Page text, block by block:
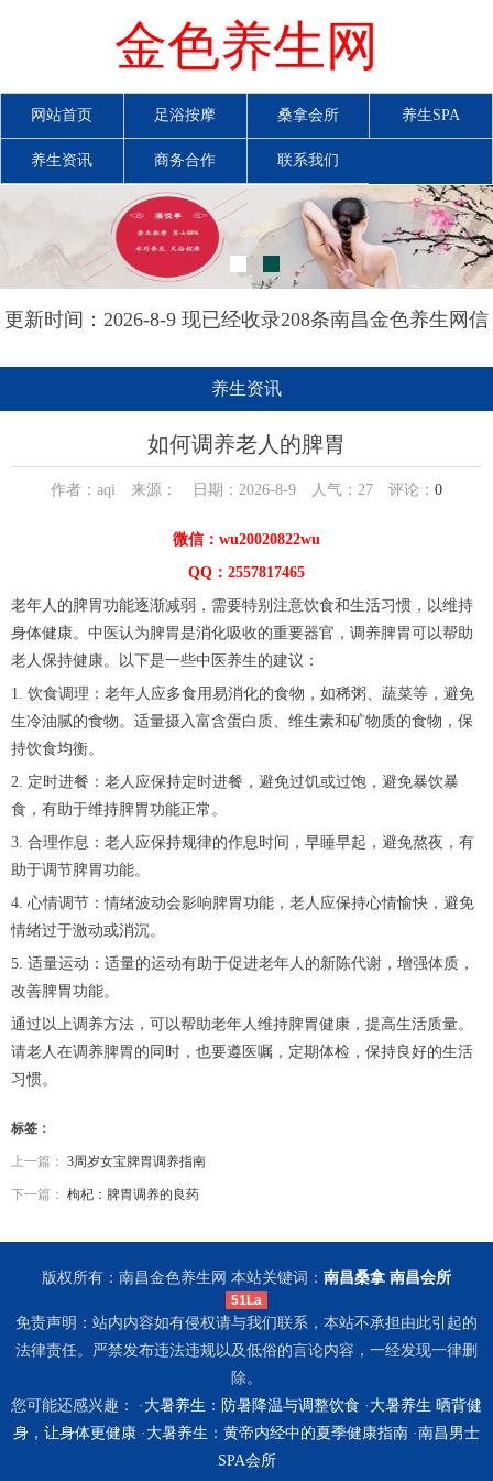
金色养生网
网站首页 足浴按摩 桑拿会所 养生SPA
养生资讯 商务合作 联系我们
更新时间：2026-8-9 现已经收录208条南昌金色养生网信
养生资讯
如何调养老人的脾胃
作者：aqi 来源： 日期：2026-8-9 人气： 27 评论： 0
微信：wu20020822wu
QQ：2557817465
老年人的脾胃功能逐渐减弱，需要特别注意饮食和生活习惯，以维持
身体健康。中医认为脾胃是消化吸收的重要器官，调养脾胃可以帮助
老人保持健康。以下是一些中医养生的建议：
1. 饮食调理：老年人应多食用易消化的食物，如稀粥、蔬菜等，避免
生冷油腻的食物。适量摄入富含蛋白质、维生素和矿物质的食物，保
持饮食均衡。
2. 定时进餐：老人应保持定时进餐，避免过饥或过饱，避免暴饮暴
食，有助于维持脾胃功能正常。
3. 合理作息：老人应保持规律的作息时间，早睡早起，避免熬夜，有
助于调节脾胃功能。
4. 心情调节：情绪波动会影响脾胃功能，老人应保持心情愉快，避免
情绪过于激动或消沉。
5. 适量运动：适量的运动有助于促进老年人的新陈代谢，增强体质，
改善脾胃功能。
通过以上调养方法，可以帮助老年人维持脾胃健康，提高生活质量。
请老人在调养脾胃的同时，也要遵医嘱，定期体检，保持良好的生活
习惯。
标签：
上一篇： 3周岁女宝脾胃调养指南
下一篇： 枸杞：脾胃调养的良药
版权所有：南昌金色养生网 本站关键词： 南昌桑拿 南昌会所
51La
免责声明：站内内容如有侵权请与我们联系，本站不承担由此引起的
法律责任。严禁发布违法违规以及低俗的言论内容，一经发现一律删
除。
您可能还感兴趣： · 大暑养生：防暑降温与调整饮食 · 大暑养生 晒背健
身，让身体更健康 · 大暑养生：黄帝内经中的夏季健康指南 ·南昌男士
SPA会所